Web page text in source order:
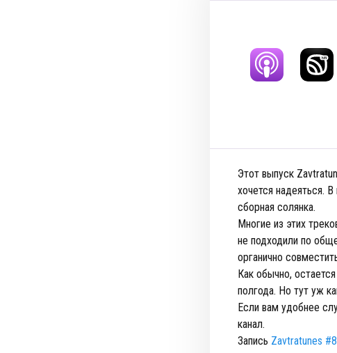
Этот выпуск
хочется надеяться.
сборная солянка.
Многие из этих
не подходили по
органично
Как обычно,
полгода. Но тут уж
Если вам удобнее
канал.
Запись Zavtratunes #8